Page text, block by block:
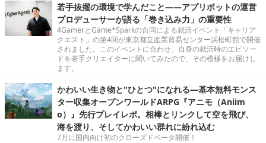
若手抜擢の環境で学んだこと――アプリボットの運営
プロデューサーが語る「巻き込み力」の重要性
4GamerとGame*Sparkの合同による就活イベント「キャリア
クエスト」の第4回が東京都立産業貿易センター浜松町館で開催
されました。このイベントに合わせ、自身の就活時のエピソー
ドを若手クリエイターに聞いてみたので、その模様をお届けし
ます。
かわいい生き物と"ひとつ"になれる―基本無料モンス
ター収集オープンワールドARPG『アニモ（Aniim
o）』先行プレイレポ。相棒とリンクして空を飛び、
海を渡り、そしてかわいい群れに紛れ込む
7月に国内向け初のクローズドベータ開催！